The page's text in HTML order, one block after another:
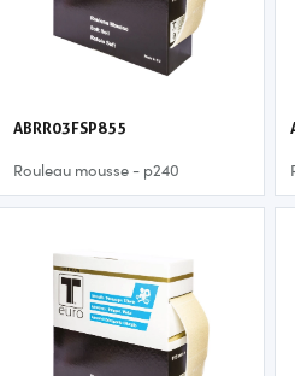
ABRR03FSP855
Rouleau mousse - p240